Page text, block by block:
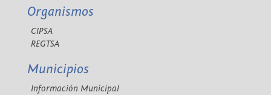
Organismos
CIPSA
REGTSA
Municipios
Información Municipal